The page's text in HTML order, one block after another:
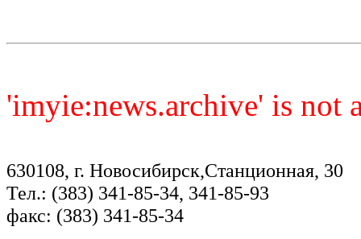
'imyie:news.archive' is not
630108, г. Новосибирск,Станционная, 30
Тел.: (383) 341-85-34, 341-85-93
факс: (383) 341-85-34